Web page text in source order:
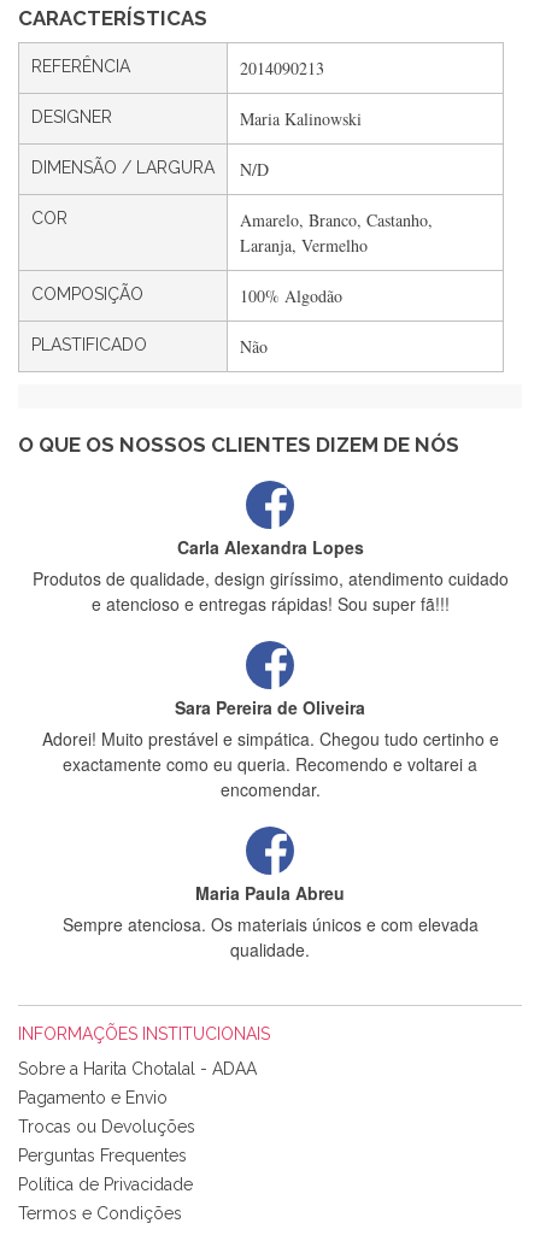
CARACTERÍSTICAS
REFERÊNCIA 2014090213
DESIGNER Maria Kalinowski
DIMENSÃO / LARGURA N/D
COR
Amarelo, Branco, Castanho,
Laranja, Vermelho
COMPOSIÇÃO 100% Algodão
PLASTIFICADO Não
O QUE OS NOSSOS CLIENTES DIZEM DE NÓS
Silvia André
Gostei ,Serviço bastante rápido. recomendo
Filipa Freire
Rápido, atendimento 5*. Hoje chegará a segunda encomenda
feita de muitas certamente❤️
estrelas
Carla Alexandra Lopes
Produtos de qualidade, design giríssimo, atendimento cuidado
e atencioso e entregas rápidas! Sou super fã!!!
Sara Pereira de Oliveira
Adorei! Muito prestável e simpática. Chegou tudo certinho e
exactamente como eu queria. Recomendo e voltarei a
encomendar.
Maria Paula Abreu
Sempre atenciosa. Os materiais únicos e com elevada
qualidade.
Tudo chegou em condições, pois os produtos vieram muito
bem acondicionados. Estou plenamente satisfeita com os
produtos adquiridos. Relativamente à bolsa, tem um tecido
com um padrão e cores muito bonitas e a execução está
perfeitíssima. Futuramente penso voltar a comprar na vossa
loja, têm excelentes artigos a um preço muito justo. A
INFORMAÇÕES INSTITUCIONAIS
Sobre a Harita Chotalal - ADAA
Pagamento e Envio
Trocas ou Devoluções
Perguntas Frequentes
Política de Privacidade
Termos e Condições